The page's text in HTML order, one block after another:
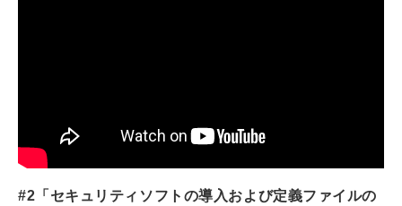
#2「セキュリティソフトの導⼊および定義ファイルの